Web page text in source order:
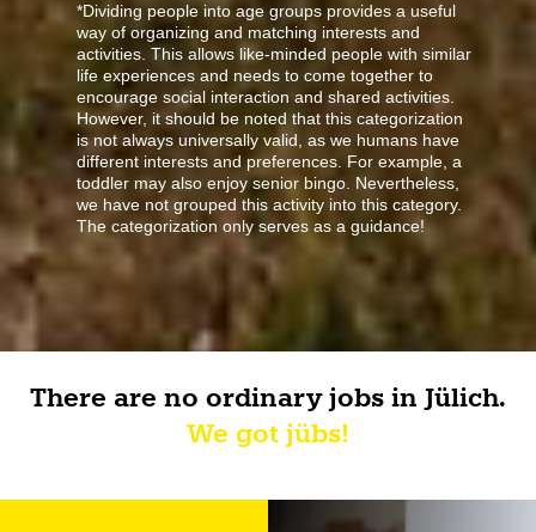
*Dividing people into age groups provides a useful
way of organizing and matching interests and
activities. This allows like-minded people with similar
life experiences and needs to come together to
encourage social interaction and shared activities.
However, it should be noted that this categorization
is not always universally valid, as we humans have
different interests and preferences. For example, a
toddler may also enjoy senior bingo. Nevertheless,
we have not grouped this activity into this category.
The categorization only serves as a guidance!
There are no ordinary jobs in Jülich.
We got jübs!